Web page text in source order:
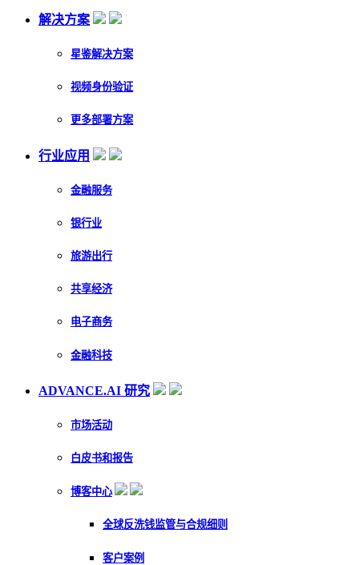
解决方案
星鉴解决方案
视频身份验证
更多部署方案
行业应用
金融服务
银行业
旅游出行
共享经济
电子商务
金融科技
ADVANCE.AI 研究
市场活动
白皮书和报告
博客中心
全球反洗钱监管与合规细则
客户案例